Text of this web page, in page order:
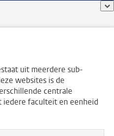
uit meerdere sub-
websites is de
centrale
iedere faculteit en eenheid